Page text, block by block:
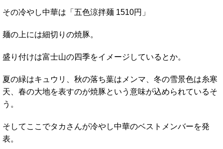
その冷やし中華は「五色涼拌麺 1510円」
麺の上には細切りの焼豚。
盛り付けは富士山の四季をイメージしているとか。
夏の緑はキュウリ、秋の落ち葉はメンマ、冬の雪景色は糸寒
天、春の大地を表すのが焼豚という意味が込められているそ
う。
そしてここでタカさんが冷やし中華のベストメンバーを発
表。